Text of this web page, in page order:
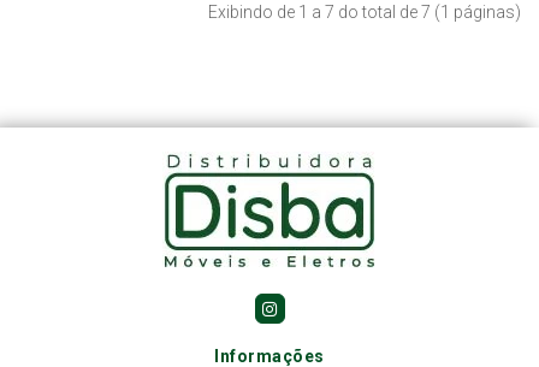
Exibindo de 1 a 7 do total de 7 (1 páginas)
Informações